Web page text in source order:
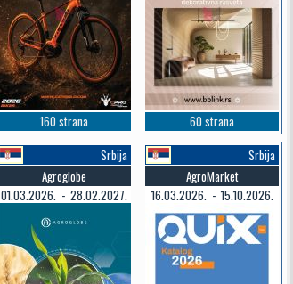
160 strana
60 strana
Srbija
Agroglobe
01.03.2026. - 28.02.2027.
Srbija
AgroMarket
16.03.2026. - 15.10.2026.